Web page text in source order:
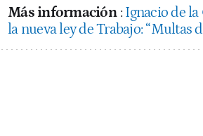
Más información : Ignacio de la
la nueva ley de Trabajo: “Multas